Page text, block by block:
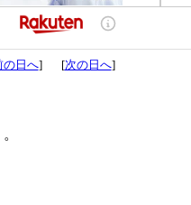
の日へ] [次の日へ]